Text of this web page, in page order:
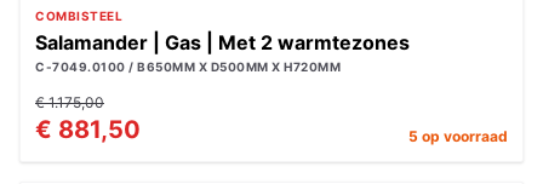
COMBISTEEL
Salamander | Gas | Met 2 warmtezones
C-7049.0100 / B650MM X D500MM X H720MM
€ 1.175,00
€ 881,50 5 op voorraad